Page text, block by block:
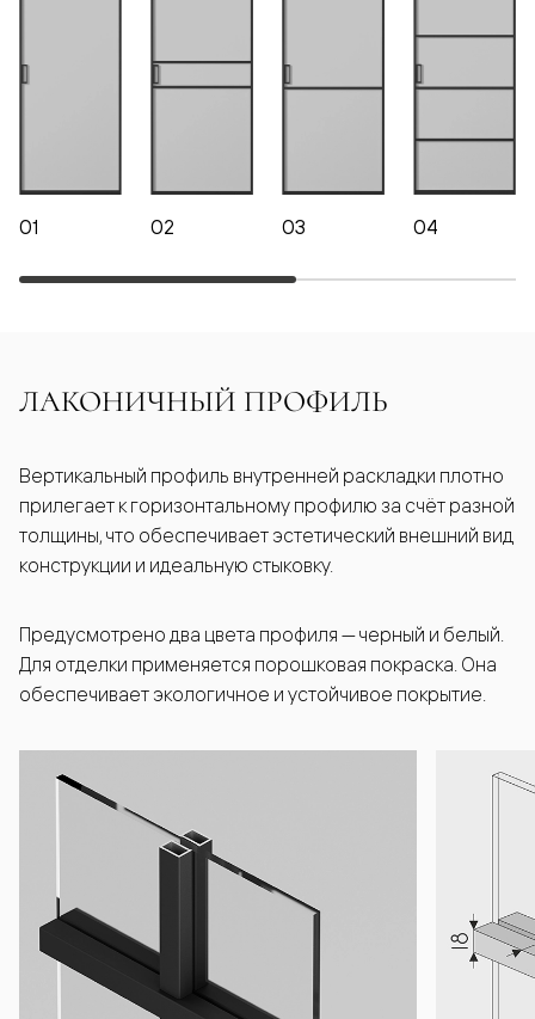
01 02 03 04
ЛАКОНИЧНЫЙ ПРОФИЛЬ
Вертикальный профиль внутренней раскладки плотно
прилегает к горизонтальному профилю за счёт разной
толщины, что обеспечивает эстетический внешний вид
конструкции и идеальную стыковку.
Предусмотрено два цвета профиля — черный и белый.
Для отделки применяется порошковая покраска. Она
обеспечивает экологичное и устойчивое покрытие.